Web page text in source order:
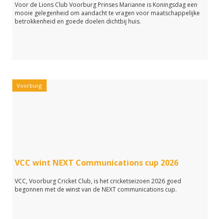
Voor de Lions Club Voorburg Prinses Marianne is Koningsdag een
mooie gelegenheid om aandacht te vragen voor maatschappelijke
betrokkenheid en goede doelen dichtbij huis.
Voorburg
VCC wint NEXT Communications cup 2026
VCC, Voorburg Cricket Club, is het cricketseizoen 2026 goed
begonnen met de winst van de NEXT communications cup.